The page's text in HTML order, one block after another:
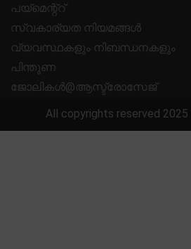
പയ്മെന്റ്റ്
സ്വകാര്യത നിയമങ്ങൾ
വ്യവസ്ഥകളും നിബന്ധനകളും
പിന്തുണ
ജോലികൾ@ആസ്ട്രോസേജ്
All copyrights reserved 2025